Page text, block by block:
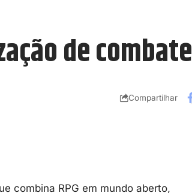
de combate
Compartilhar
combina RPG em mundo aberto,